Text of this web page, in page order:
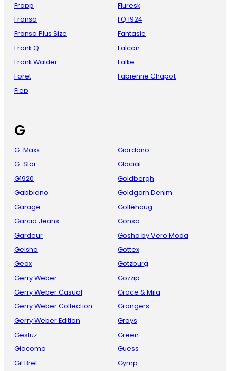
Frapp
Fransa
Fransa Plus Size
Frank Q
Frank Walder
Foret
Fiep
Fluresk
FQ 1924
Fantasie
Falcon
Falke
Fabienne Chapot
G
G-Maxx
G-Star
G1920
Gabbiano
Garage
Garcia Jeans
Gardeur
Geisha
Geox
Gerry Weber
Gerry Weber Casual
Gerry Weber Collection
Gerry Weber Edition
Gestuz
Giacomo
Gil Bret
Giordano
Glacial
Goldbergh
Goldgarn Denim
Golléhaug
Gonso
Gosha by Vero Moda
Gottex
Gotzburg
Gozzip
Grace & Mila
Grangers
Grays
Green
Guess
Gymp